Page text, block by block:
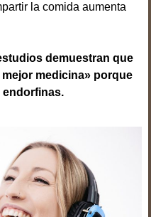
la comida aumenta
demuestran que
mejor medicina» porque
endorfinas.